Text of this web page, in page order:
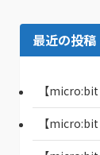
最近の投稿
【
【